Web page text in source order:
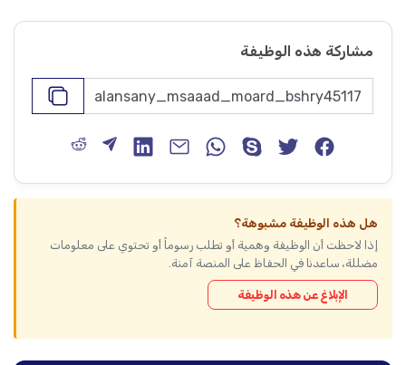
مشاركة هذه الوظيفة
هل هذه الوظيفة مشبوهة؟
إذا لاحظت أن الوظيفة وهمية أو تطلب رسوماً أو تحتوي على معلومات
مضللة، ساعدنا في الحفاظ على المنصة آمنة.
الإبلاغ عن هذه الوظيفة